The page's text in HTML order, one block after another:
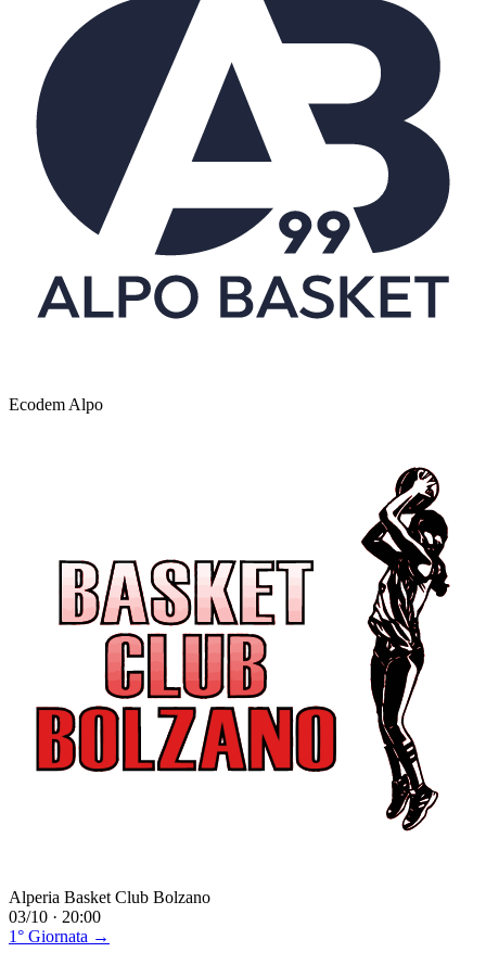
Ecodem Alpo
Alperia Basket Club Bolzano
03/10 · 20:00
1° Giornata →